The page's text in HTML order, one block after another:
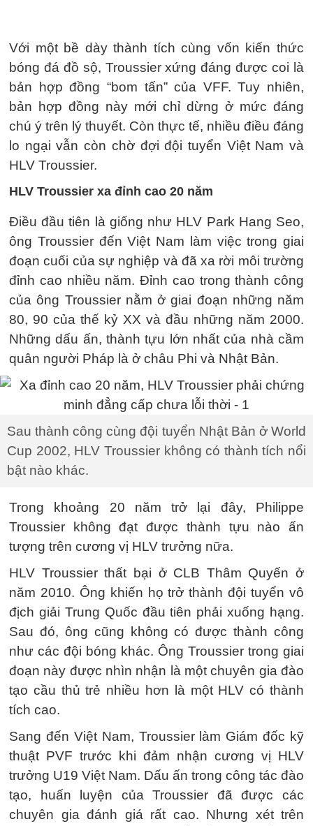
Với một bề dày thành tích cùng vốn kiến thức
bóng đá đồ sộ, Troussier xứng đáng được coi là
bản hợp đồng “bom tấn” của VFF. Tuy nhiên,
bản hợp đồng này mới chỉ dừng ở mức đáng
chú ý trên lý thuyết. Còn thực tế, nhiều điều đáng
lo ngại vẫn còn chờ đợi đội tuyển Việt Nam và
HLV Troussier.
HLV Troussier xa đỉnh cao 20 năm
Điều đầu tiên là giống như HLV Park Hang Seo,
ông Troussier đến Việt Nam làm việc trong giai
đoạn cuối của sự nghiệp và đã xa rời môi trường
đỉnh cao nhiều năm. Đỉnh cao trong thành công
của ông Troussier nằm ở giai đoạn những năm
80, 90 của thế kỷ XX và đầu những năm 2000.
Những dấu ấn, thành tựu lớn nhất của nhà cầm
quân người Pháp là ở châu Phi và Nhật Bản.
Sau thành công cùng đội tuyển Nhật Bản ở World
Cup 2002, HLV Troussier không có thành tích nổi
bật nào khác.
Trong khoảng 20 năm trở lại đây, Philippe
Troussier không đạt được thành tựu nào ấn
tượng trên cương vị HLV trưởng nữa.
HLV Troussier thất bại ở CLB Thâm Quyến ở
năm 2010. Ông khiến họ trở thành đội tuyển vô
địch giải Trung Quốc đầu tiên phải xuống hạng.
Sau đó, ông cũng không có được thành công
như các đội bóng khác. Ông Troussier trong giai
đoạn này được nhìn nhận là một chuyên gia đào
tạo cầu thủ trẻ nhiều hơn là một HLV có thành
tích cao.
Sang đến Việt Nam, Troussier làm Giám đốc kỹ
thuật PVF trước khi đảm nhận cương vị HLV
trưởng U19 Việt Nam. Dấu ấn trong công tác đào
tạo, huấn luyện của Troussier đã được các
chuyên gia đánh giá rất cao. Nhưng xét trên